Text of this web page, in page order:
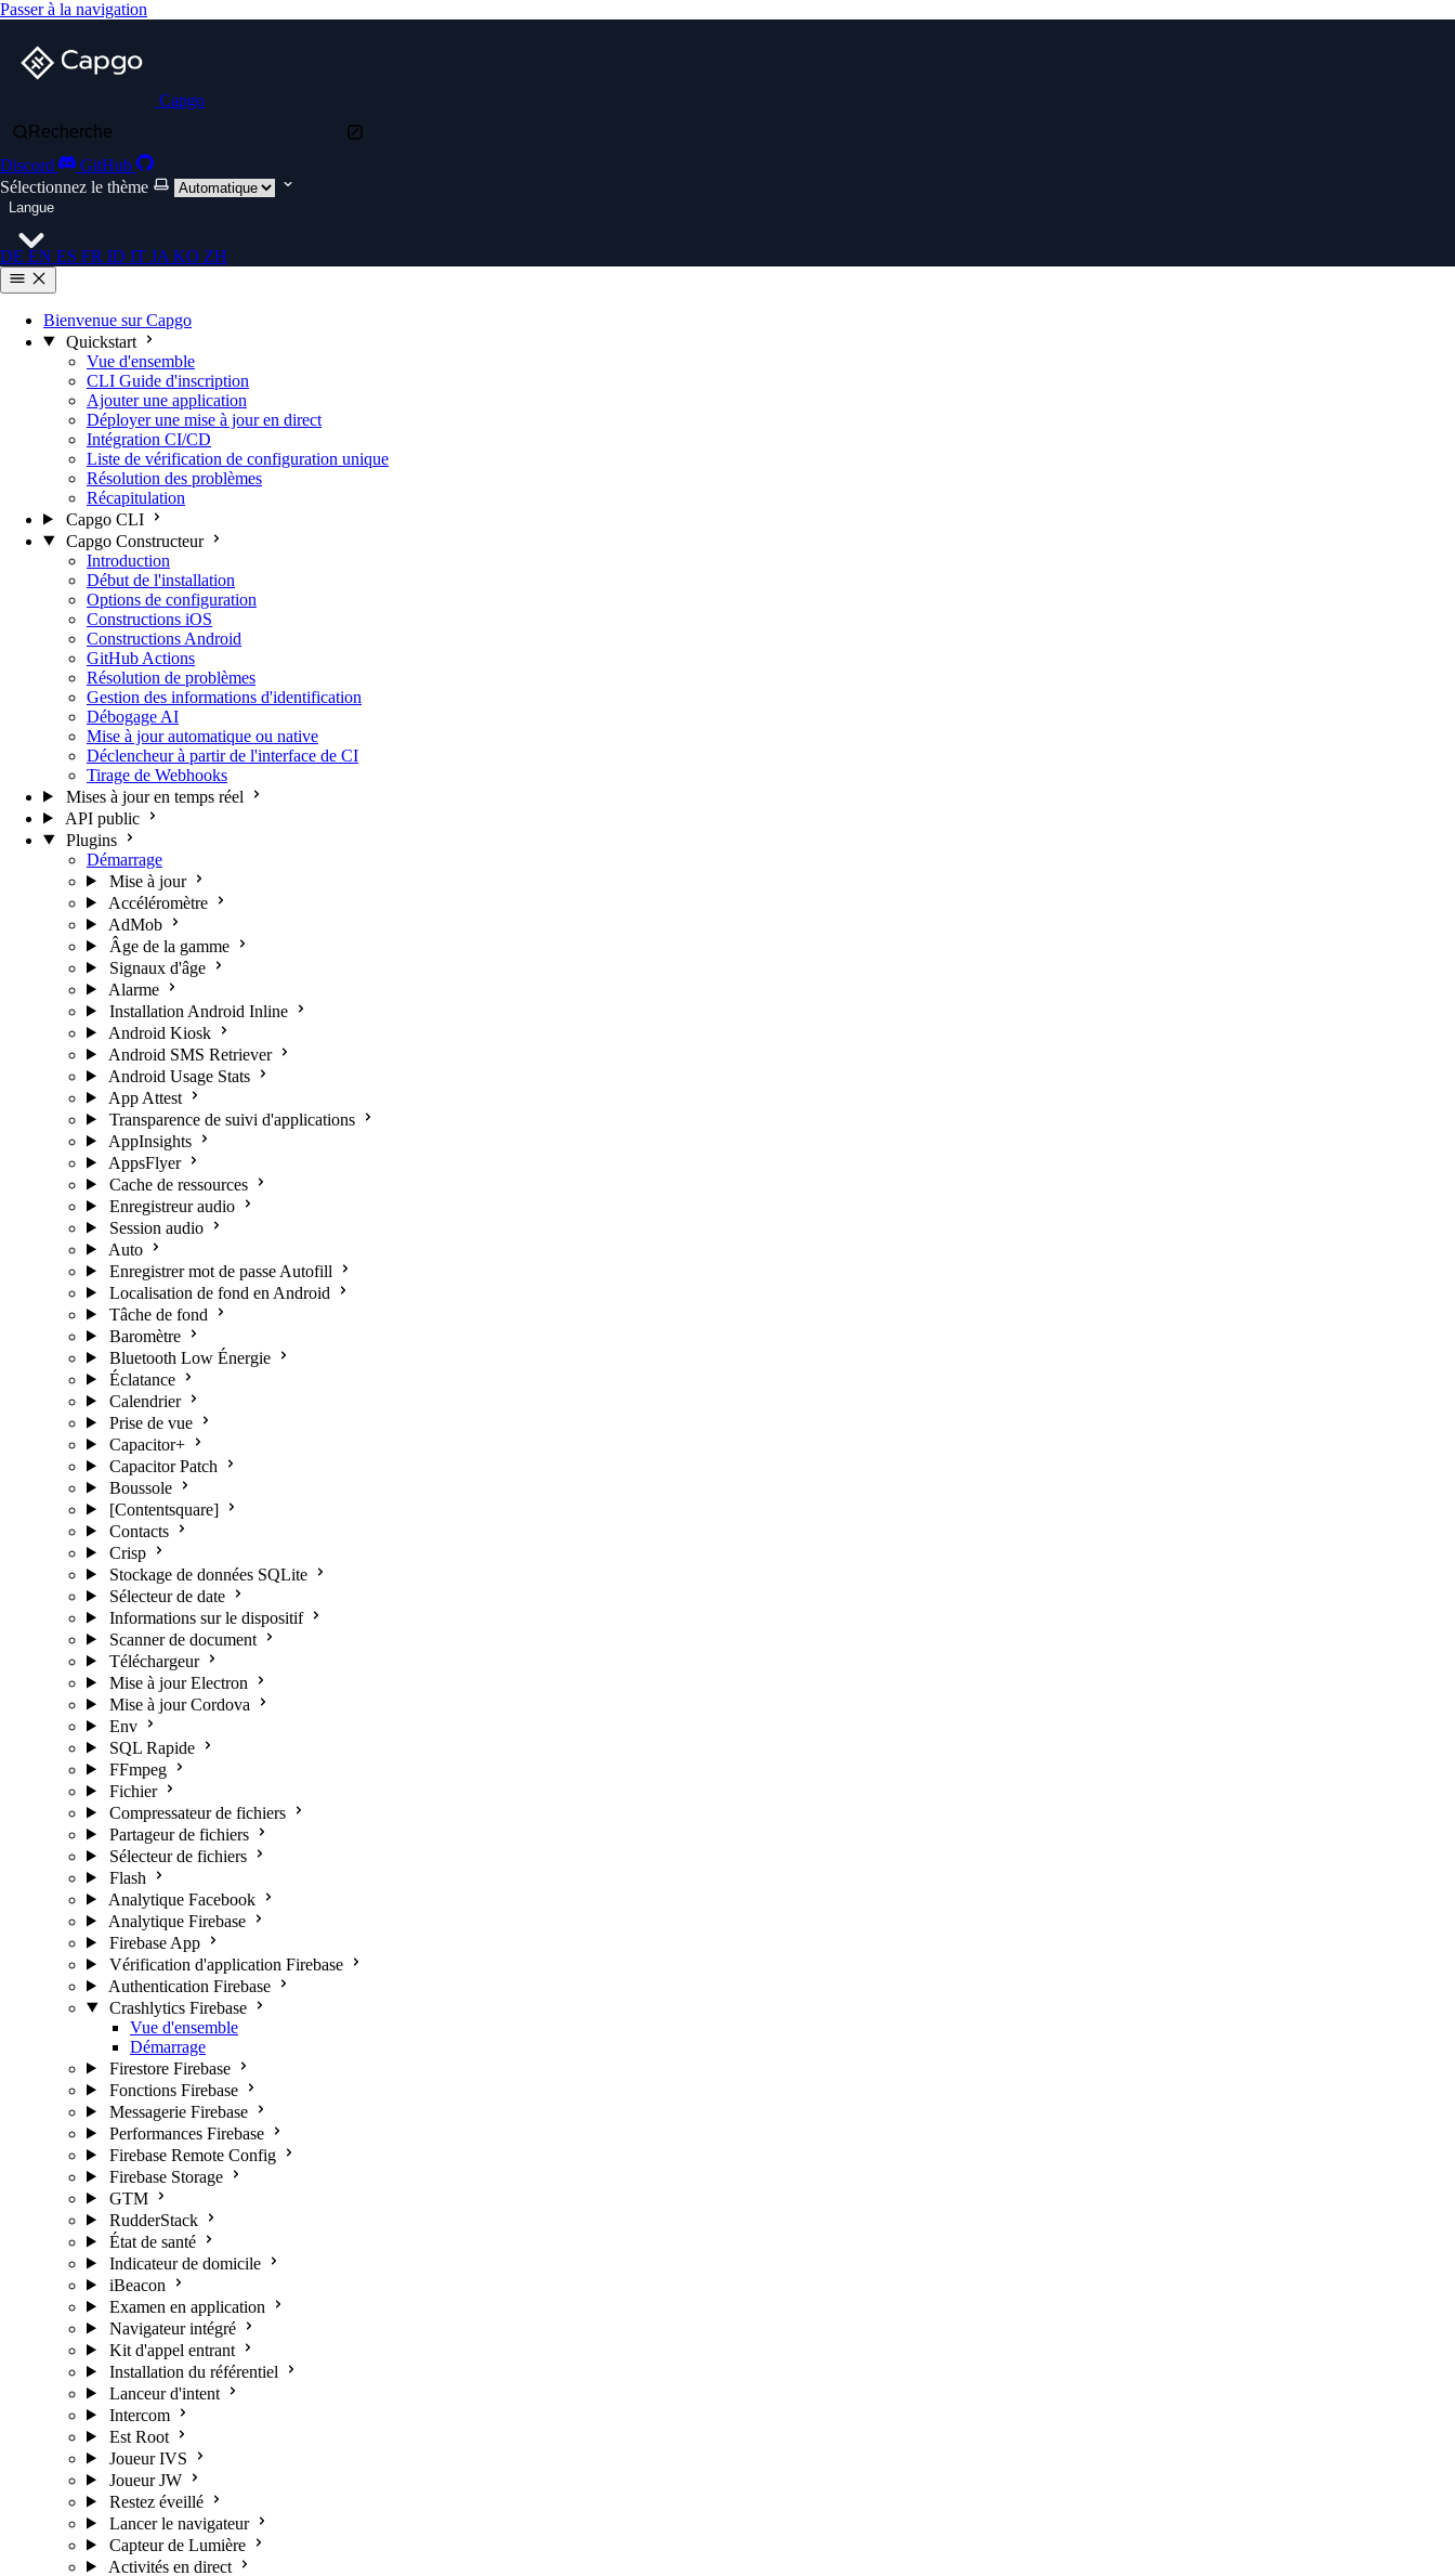
Passer à la navigation
Capgo
Recherche
Discord
GitHub
Sélectionnez le thème
Langue
DE EN ES FR ID IT JA KO ZH
Bienvenue sur Capgo
Quickstart
Vue d'ensemble
CLI Guide d'inscription
Ajouter une application
Déployer une mise à jour en direct
Intégration CI/CD
Liste de vérification de configuration unique
Résolution des problèmes
Récapitulation
Capgo CLI
Capgo Constructeur
Introduction
Début de l'installation
Options de configuration
Constructions iOS
Constructions Android
GitHub Actions
Résolution de problèmes
Gestion des informations d'identification
Débogage AI
Mise à jour automatique ou native
Déclencheur à partir de l'interface de CI
Tirage de Webhooks
Mises à jour en temps réel
API public
Plugins
Démarrage
Mise à jour
Accéléromètre
AdMob
Âge de la gamme
Signaux d'âge
Alarme
Installation Android Inline
Android Kiosk
Android SMS Retriever
Android Usage Stats
App Attest
Transparence de suivi d'applications
AppInsights
AppsFlyer
Cache de ressources
Enregistreur audio
Session audio
Auto
Enregistrer mot de passe Autofill
Localisation de fond en Android
Tâche de fond
Baromètre
Bluetooth Low Énergie
Éclatance
Calendrier
Prise de vue
Capacitor+
Capacitor Patch
Boussole
[Contentsquare]
Contacts
Crisp
Stockage de données SQLite
Sélecteur de date
Informations sur le dispositif
Scanner de document
Téléchargeur
Mise à jour Electron
Mise à jour Cordova
Env
SQL Rapide
FFmpeg
Fichier
Compressateur de fichiers
Partageur de fichiers
Sélecteur de fichiers
Flash
Analytique Facebook
Analytique Firebase
Firebase App
Vérification d'application Firebase
Authentication Firebase
Crashlytics Firebase
Vue d'ensemble
Démarrage
Firestore Firebase
Fonctions Firebase
Messagerie Firebase
Performances Firebase
Firebase Remote Config
Firebase Storage
GTM
RudderStack
État de santé
Indicateur de domicile
iBeacon
Examen en application
Navigateur intégré
Kit d'appel entrant
Installation du référentiel
Lanceur d'intent
Intercom
Est Root
Joueur IVS
Joueur JW
Restez éveillé
Lancer le navigateur
Capteur de Lumière
Activités en direct